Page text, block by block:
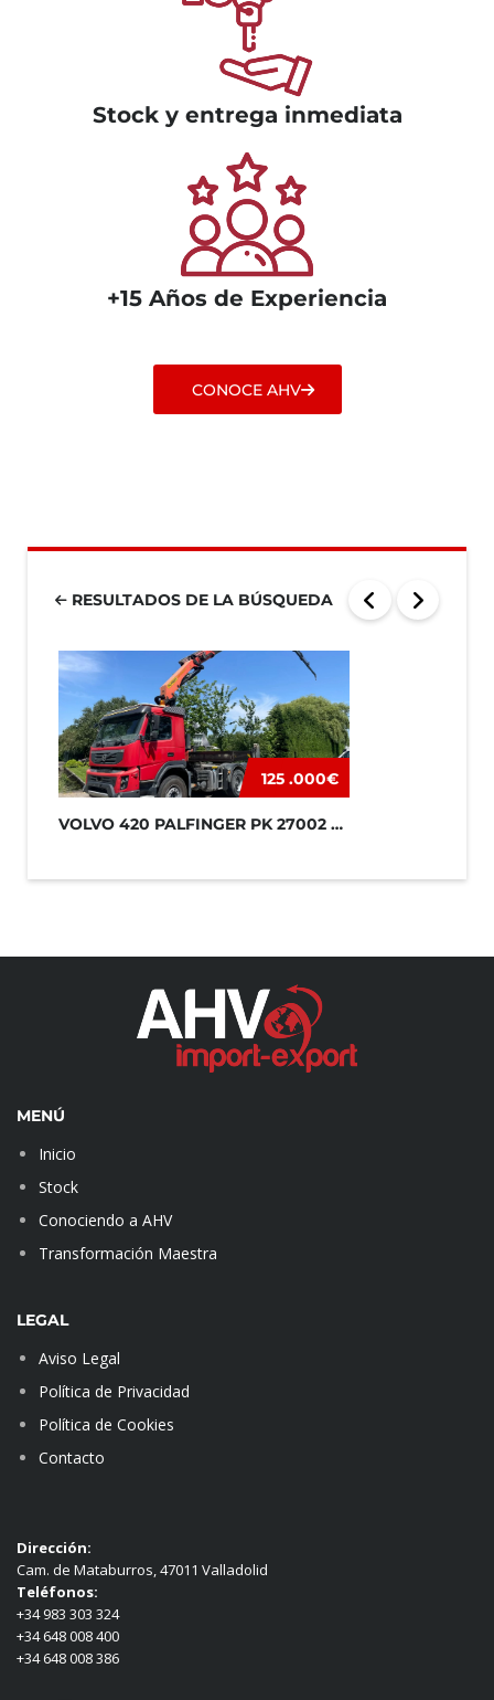
Stock y entrega inmediata
+15 Años de Experiencia
CONOCE AHV
RESULTADOS DE LA BÚSQUEDA
125 .000€
VOLVO 420 PALFINGER PK 27002 + JIB
MENÚ
Inicio
Stock
Conociendo a AHV
Transformación Maestra
LEGAL
Aviso Legal
Política de Privacidad
Política de Cookies
Contacto
Dirección:
Cam. de Mataburros, 47011 Valladolid
Teléfonos:
+34 983 303 324
+34 648 008 400
+34 648 008 386